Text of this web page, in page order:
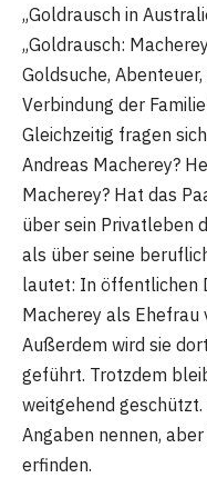
„Goldrausch in
„Goldrausch:
Goldsuche,
Verbindung der
Gleichzeitig fragen
Andreas Macherey?
Macherey? Hat das
über sein Privatleben
als über seine
lautet: In öffentlichen
Macherey als Ehefrau
Außerdem wird sie
geführt. Trotzdem
weitgehend
Angaben nennen,
erfinden.